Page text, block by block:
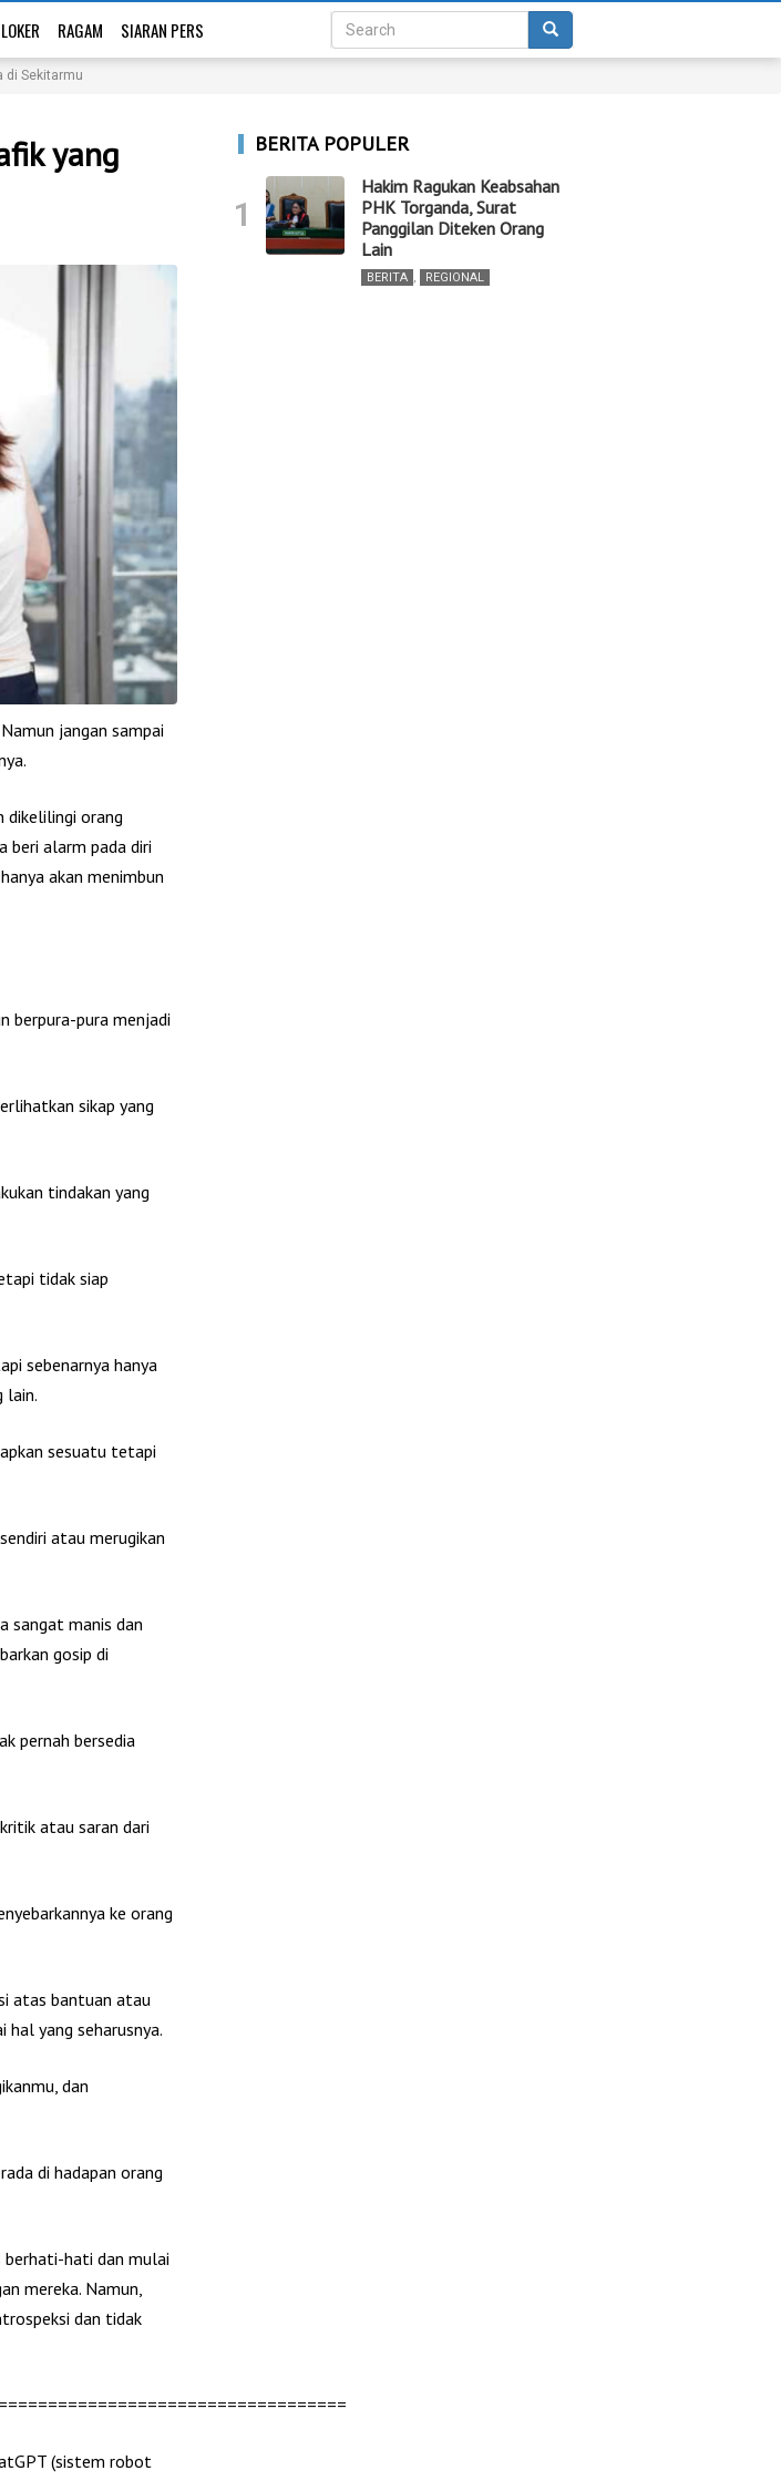
LOKER RAGAM SIARAN PERS
di Sekitarmu
yang
jangan sampai
dikelilingi orang
beri alarm pada diri
akan menimbun
berpura-pura menjadi
sikap yang
tindakan yang
tidak siap
sebenarnya hanya
lain.
sesuatu tetapi
atau merugikan
sangat manis dan
gosip di
pernah bersedia
atau saran dari
ke orang
atas bantuan atau
hal yang seharusnya.
dan
di hadapan orang
berhati-hati dan mulai
mereka. Namun,
dan tidak
(sistem robot
BERITA POPULER
1
Hakim Ragukan Keabsahan
PHK Torganda, Surat
Panggilan Diteken Orang
Lain
BERITA , REGIONAL